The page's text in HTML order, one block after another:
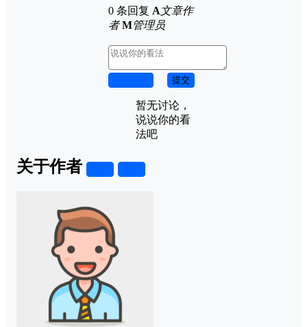
0 条回复 A文章作
者 M管理员
提交
暂无讨论，
说说你的看
法吧
关于作者